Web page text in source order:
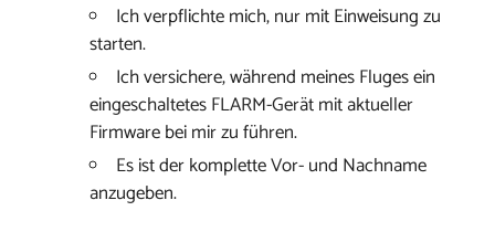
Ich verpflichte mich, nur mit Einweisung zu
starten.
Ich versichere, während meines Fluges ein
eingeschaltetes FLARM-Gerät mit aktueller
Firmware bei mir zu führen.
Es ist der komplette Vor- und Nachname
anzugeben.